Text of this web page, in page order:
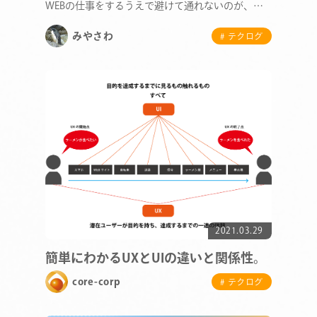
WEBの仕事をするうえで避けて通れないのが、
みやさわ
# テクログ
2021.03.29
簡単にわかるUXとUIの違いと関係性。
core-corp # テクログ